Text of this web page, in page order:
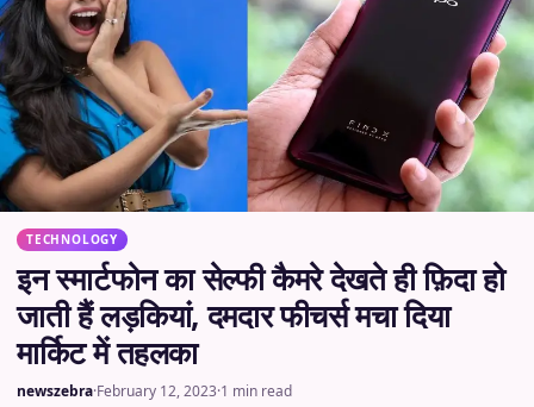
TECHNOLOGY
इन स्मार्टफोन का सेल्फी कैमरे देखते ही फ़िदा हो
जाती हैं लड़कियां, दमदार फीचर्स मचा दिया
मार्किट में तहलका
newszebra·February 12, 2023·1 min read